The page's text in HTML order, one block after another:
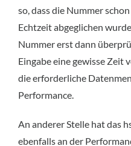
so, dass die Nummer
Echtzeit abgeglichen
Nummer erst dann
Eingabe eine gewisse Zeit
die erforderliche
Performance.
An anderer Stelle hat das
ebenfalls an der